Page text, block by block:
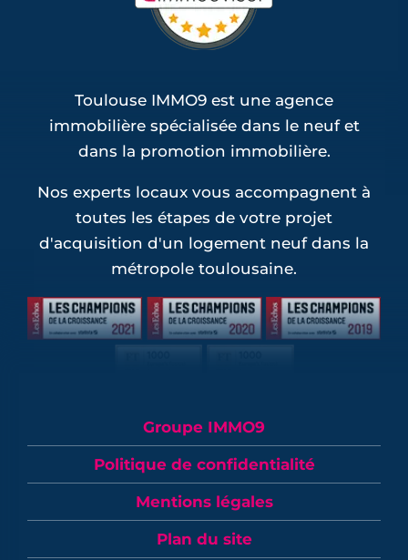
Programmes Jeanbrun Saint-Loup-
Programmes Jeanbrun Saint-Sauveur (1)
Toulouse IMMO9 est une agence
immobilière spécialisée dans le neuf et
dans la promotion immobilière.
Nos experts locaux vous accompagnent à
toutes les étapes de votre projet
d'acquisition d'un logement neuf dans la
métropole toulousaine.
Groupe IMMO9
Politique de confidentialité
Mentions légales
Plan du site